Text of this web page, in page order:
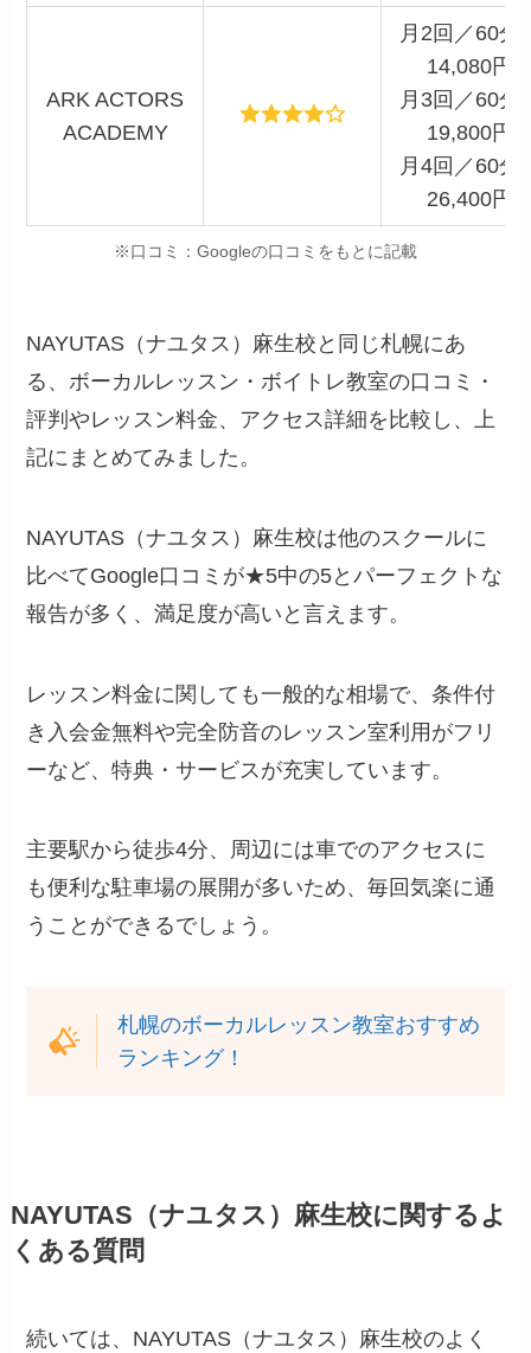
ARK ACTORS
ACADEMY
月2回／60分
14,080円
月3回／60分
19,800円
月4回／60分
26,400円
※口コミ：Googleの口コミをもとに記載
NAYUTAS（ナユタス）麻生校と同じ札幌にあ
る、ボーカルレッスン・ボイトレ教室の口コミ・
評判やレッスン料金、アクセス詳細を比較し、上
記にまとめてみました。
NAYUTAS（ナユタス）麻生校は他のスクールに
比べてGoogle口コミが★5中の5とパーフェクトな
報告が多く、満足度が高いと言えます。
レッスン料金に関しても一般的な相場で、条件付
き入会金無料や完全防音のレッスン室利用がフリ
ーなど、特典・サービスが充実しています。
主要駅から徒歩4分、周辺には車でのアクセスに
も便利な駐車場の展開が多いため、毎回気楽に通
うことができるでしょう。
札幌のボーカルレッスン教室おすすめ
ランキング！
NAYUTAS（ナユタス）麻生校に関するよ
くある質問
続いては、NAYUTAS（ナユタス）麻生校のよく